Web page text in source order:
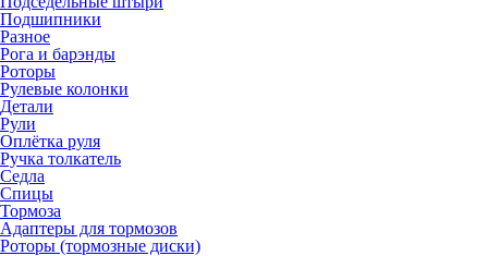
Подшипники
Разное
Рога и барэнды
Роторы
Рулевые колонки
Детали
Рули
Оплётка руля
Ручка толкатель
Седла
Спицы
Тормоза
Адаптеры для тормозов
Роторы (тормозные диски)